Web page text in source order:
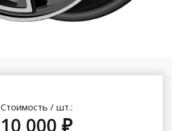
Стоимость / шт.:
10 000 ₽